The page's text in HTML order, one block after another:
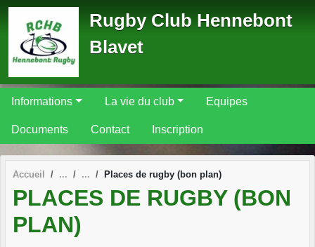
Rugby Club Hennebont
Blavet
Informations La vie du club Equipes
Documents Contact Inscription
Accueil Places de rugby (bon plan)
PLACES DE RUGBY (BON
PLAN)
Panneau de gestion des cookies